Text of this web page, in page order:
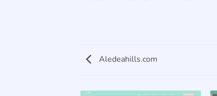
Aledeahills.com